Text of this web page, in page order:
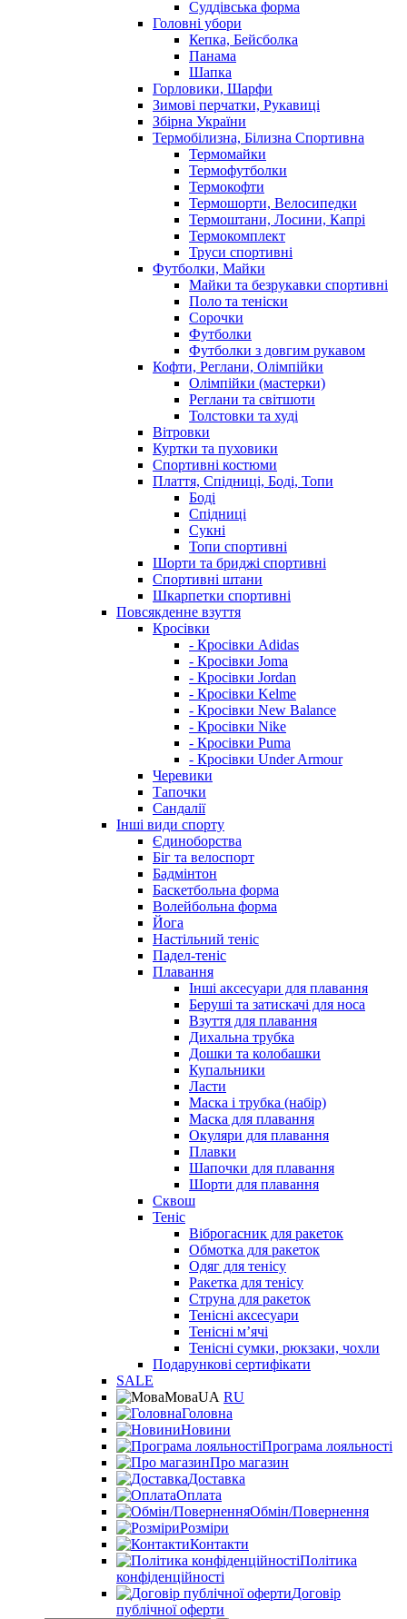
Суддівська форма
Головні убори
Кепка, Бейсболка
Панама
Шапка
Горловики, Шарфи
Зимові перчатки, Рукавиці
Збірна України
Термобілизна, Білизна Спортивна
Термомайки
Термофутболки
Термокофти
Термошорти, Велосипедки
Термоштани, Лосини, Капрі
Термокомплект
Труси спортивні
Футболки, Майки
Майки та безрукавки спортивні
Поло та теніски
Сорочки
Футболки
Футболки з довгим рукавом
Кофти, Реглани, Олімпійки
Олімпійки (мастерки)
Реглани та світшоти
Толстовки та худі
Вітровки
Куртки та пуховики
Спортивні костюми
Плаття, Спідниці, Боді, Топи
Боді
Спідниці
Сукні
Топи спортивні
Шорти та бриджі спортивні
Спортивні штани
Шкарпетки спортивні
Повсякденне взуття
Кросівки
- Кросівки Adidas
- Кросівки Joma
- Кросівки Jordan
- Кросівки Kelme
- Кросівки New Balance
- Кросівки Nike
- Кросівки Puma
- Кросівки Under Armour
Черевики
Тапочки
Сандалії
Інші види спорту
Єдиноборства
Біг та велоспорт
Бадмінтон
Баскетбольна форма
Волейбольна форма
Йога
Настільний теніс
Падел-теніс
Плавання
Інші аксесуари для плавання
Беруші та затискачі для носа
Взуття для плавання
Дихальна трубка
Дошки та колобашки
Купальники
Ласти
Маска і трубка (набір)
Маска для плавання
Окуляри для плавання
Плавки
Шапочки для плавання
Шорти для плавання
Сквош
Теніс
Віброгасник для ракеток
Обмотка для ракеток
Одяг для тенісу
Ракетка для тенісу
Струна для ракеток
Тенісні аксесуари
Тенісні мʼячі
Тенісні сумки, рюкзаки, чохли
Подарункові сертифікати
SALE
МоваUA RU
Головна
Новини
Програма лояльності
Про магазин
Доставка
Оплата
Обмін/Повернення
Розміри
Контакти
Політика
конфіденційності
Договір
публічної оферти